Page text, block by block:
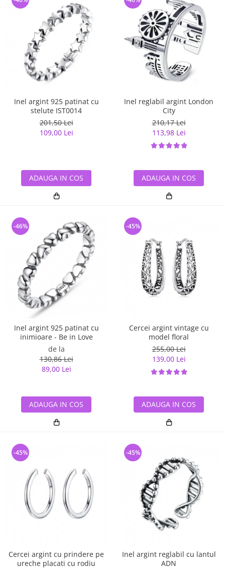
Inel argint 925 patinat cu
stelute IST0014
201,50 Lei
109,00 Lei
ADAUGA IN COS
Inel reglabil argint London
City
210,17 Lei
113,98 Lei
ADAUGA IN COS
Inel argint 925 patinat cu
inimioare - Be in Love
de la
130,86 Lei
89,00 Lei
-46%
ADAUGA IN COS
Cercei argint vintage cu
model floral
255,00 Lei
139,00 Lei
-45%
ADAUGA IN COS
Cercei argint cu prindere pe
ureche placati cu rodiu
-45%
Inel argint reglabil cu lantul
ADN
-45%